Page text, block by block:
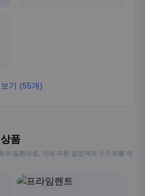
기 (55개)
품
의 일환으로, 이에 따른 일정액의 수수료를 제